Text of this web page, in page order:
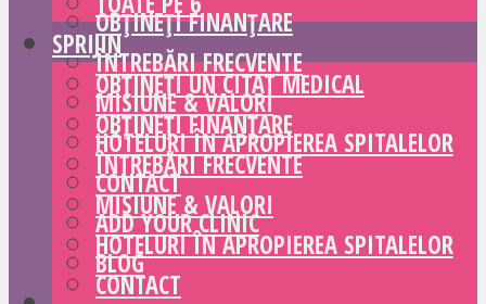
OBȚINEȚI FINANȚARE
ÎNTREBĂRI FRECVENTE
MISIUNE & VALORI
HOTELURI ÎN APROPIEREA SPITALELOR
CONTACT
ADD YOUR CLINIC
BLOG
SPRIJIN
OBȚINEȚI UN CITAT MEDICAL
OBȚINEȚI FINANȚARE
ÎNTREBĂRI FRECVENTE
MISIUNE & VALORI
HOTELURI ÎN APROPIEREA SPITALELOR
CONTACT